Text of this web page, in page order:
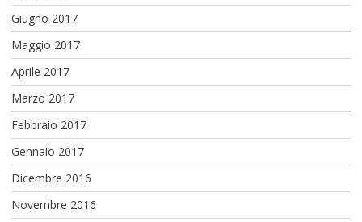
Giugno 2017
Maggio 2017
Aprile 2017
Marzo 2017
Febbraio 2017
Gennaio 2017
Dicembre 2016
Novembre 2016